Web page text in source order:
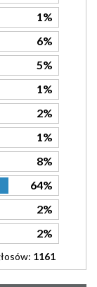
1%
6%
5%
1%
2%
1%
8%
64%
2%
2%
1161